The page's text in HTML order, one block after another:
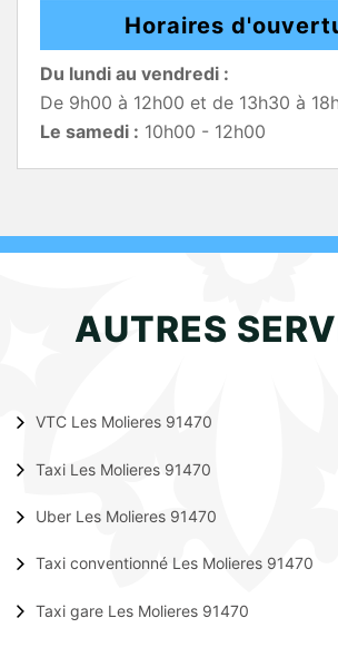
Horaires
Du lundi au vendredi :
De 9h00 à 12h00 et de 13h30 à
Le samedi : 10h00 - 12h00
AUTRES
VTC Les Molieres 91470
Taxi Les Molieres 91470
Uber Les Molieres 91470
Taxi conventionné Les Molieres 91470
Taxi gare Les Molieres 91470